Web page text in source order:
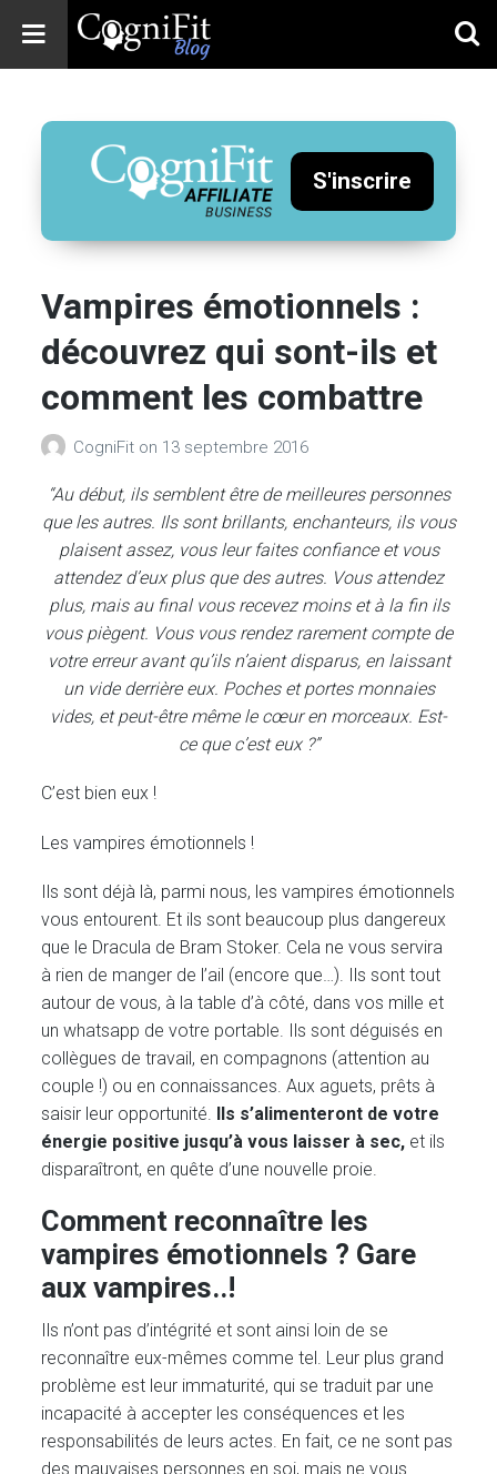
Blog: Brain
Health
News
Brain Training,
Mental Health, and
Wellness
S'inscrire
Vampires émotionnels :
découvrez qui sont-ils et
comment les combattre
CogniFit on 13 septembre 2016
“Au début, ils semblent être de meilleures personnes
que les autres. Ils sont brillants, enchanteurs, ils vous
plaisent assez, vous leur faites confiance et vous
attendez d’eux plus que des autres. Vous attendez
plus, mais au final vous recevez moins et à la fin ils
vous piègent. Vous vous rendez rarement compte de
votre erreur avant qu’ils n’aient disparus, en laissant
un vide derrière eux. Poches et portes monnaies
vides, et peut-être même le cœur en morceaux. Est-
ce que c’est eux ?”
C’est bien eux !
Les vampires émotionnels !
Ils sont déjà là, parmi nous, les vampires émotionnels
vous entourent. Et ils sont beaucoup plus dangereux
que le Dracula de Bram Stoker. Cela ne vous servira
à rien de manger de l’ail (encore que…). Ils sont tout
autour de vous, à la table d’à côté, dans vos mille et
un whatsapp de votre portable. Ils sont déguisés en
collègues de travail, en compagnons (attention au
couple !) ou en connaissances. Aux aguets, prêts à
saisir leur opportunité. Ils s’alimenteront de votre
énergie positive jusqu’à vous laisser à sec, et ils
disparaîtront, en quête d’une nouvelle proie.
Comment reconnaître les
vampires émotionnels ? Gare
aux vampires..!
Ils n’ont pas d’intégrité et sont ainsi loin de se
reconnaître eux-mêmes comme tel. Leur plus grand
problème est leur immaturité, qui se traduit par une
incapacité à accepter les conséquences et les
responsabilités de leurs actes. En fait, ce ne sont pas
des mauvaises personnes en soi, mais ne vous